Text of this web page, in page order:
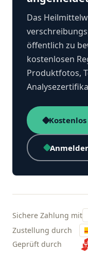
Das
öffentlich zu
kostenlosen
Produktfotos,
Sichere Zahlung mit
Zustellung durch
Geprüft durch